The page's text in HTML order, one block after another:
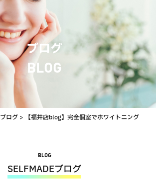
ブログ
BLOG
ブログ > 【福井店blog】完全個室でホワイトニング
BLOG
SELFMADEブログ